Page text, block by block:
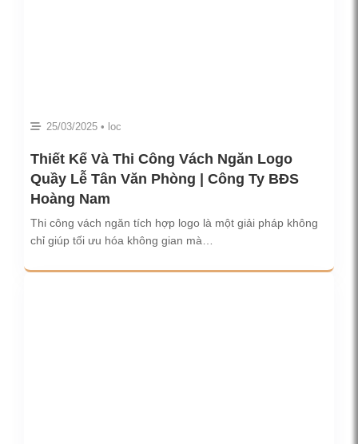
25/03/2025 • loc
Thiết Kế Và Thi Công Vách Ngăn Logo
Quầy Lễ Tân Văn Phòng | Công Ty BĐS
Hoàng Nam
Thi công vách ngăn tích hợp logo là một giải pháp không
chỉ giúp tối ưu hóa không gian mà…